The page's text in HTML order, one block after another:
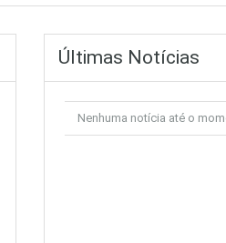
Últimas Notícias
Nenhuma notícia até o